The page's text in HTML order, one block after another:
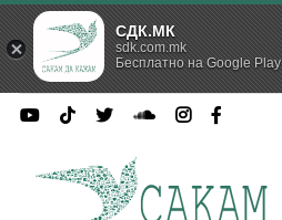
СДК.МК
sdk.com.mk
Бесплатно на Google Play